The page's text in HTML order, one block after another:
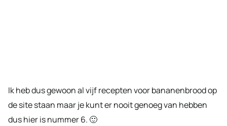
Ik heb dus gewoon al vijf recepten voor bananenbrood op
de site staan maar je kunt er nooit genoeg van hebben
dus hier is nummer 6. 🙂